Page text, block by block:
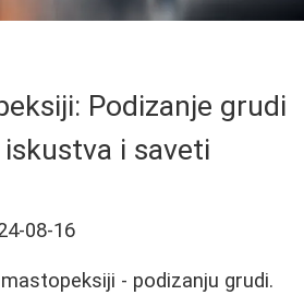
Podizanje grudi
i saveti
08-16
- podizanju grudi.